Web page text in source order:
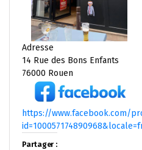
Adresse
14 Rue des Bons Enfants
76000 Rouen
https://www.facebook.com/
Partager :